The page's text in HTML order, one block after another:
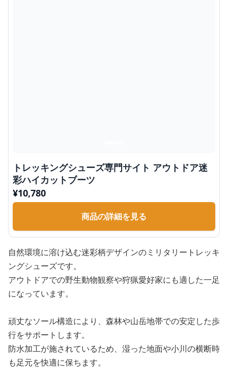
トレッキングシューズ専門サイト アウトドア迷
彩ハイカットブーツ
¥10,780
商品の詳細を見る
自然環境に溶け込む迷彩柄デザインのミリタリートレッキ
ングシューズです。
アウトドアでの野生動物観察や狩猟愛好家にも適した一足
になっています。
頑丈なソール構造により、森林や山岳地帯での安定した歩
行をサポートします。
防水加工が施されているため、湿った地面や小川の横断時
も足元を快適に保ちます。